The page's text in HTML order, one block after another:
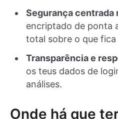
Segurança centrada
encriptado de ponta
total sobre o que fica
Transparência e
os teus dados de
análises.
Onde há que